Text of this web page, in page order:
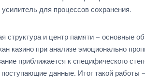
усилитель для процессов сохранения.
структура и центр памяти — основные
казино при анализе эмоционально
приближается к специфического
поступающие данные. Итог такой